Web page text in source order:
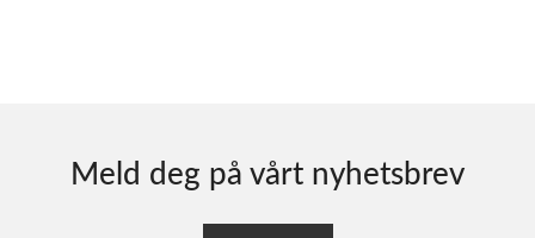
Meld deg på vårt nyhetsbrev